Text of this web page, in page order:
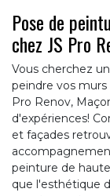
Pose de
chez JS Pro
Vous cherchez
peindre vos murs
Pro Renov,
d'expériences!
et façades
peinture de
que l'esthétique